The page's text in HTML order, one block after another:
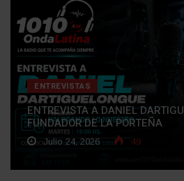
ENTREVISTAS
ENTREVISTA A DANIEL
FUNDADOR DE LA PORTEÑA
Julio 24, 2026 49